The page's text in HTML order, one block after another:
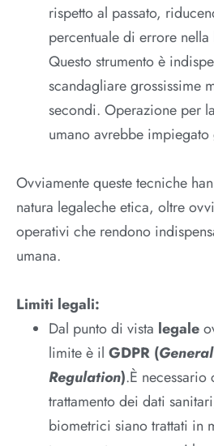
rispetto al passato,
percentuale di errore nella
Questo strumento è
scandagliare grossissime
secondi. Operazione per
umano avrebbe
Ovviamente queste tecniche
natura legaleche etica, oltre
operativi che rendono
umana.
Limiti legali:
Dal punto di vista legale
limite è il GDPR (
Regulation).È necessario
trattamento dei dati
biometrici siano trattati in